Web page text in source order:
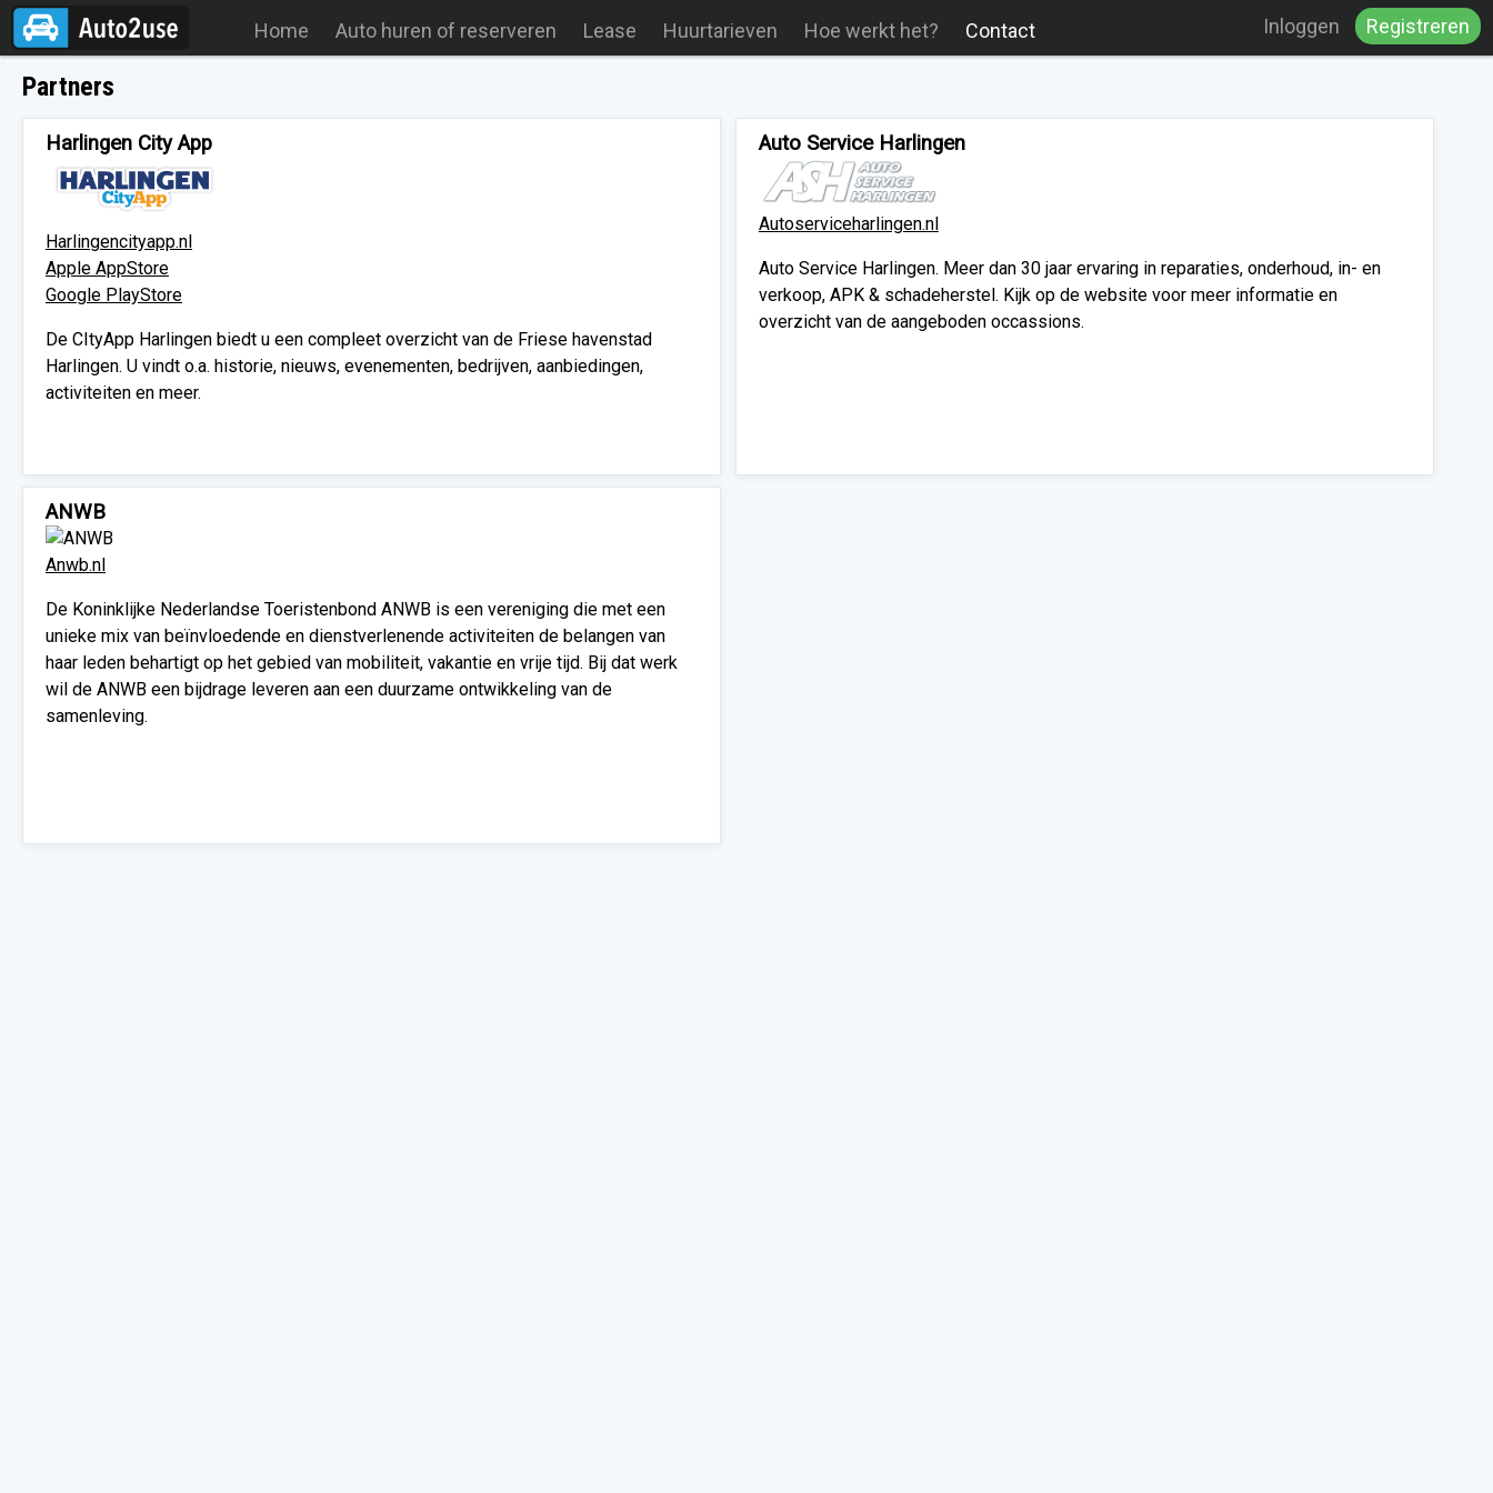
Home Auto huren of reserveren Lease Huurtarieven Hoe werkt het? Contact Inloggen Registreren
Partners
Harlingen City App
Harlingencityapp.nl
Apple AppStore
Google PlayStore
De CItyApp Harlingen biedt u een compleet overzicht van de Friese havenstad
Harlingen. U vindt o.a. historie, nieuws, evenementen, bedrijven, aanbiedingen,
activiteiten en meer.
Auto Service Harlingen
Autoserviceharlingen.nl
Auto Service Harlingen. Meer dan 30 jaar ervaring in reparaties, onderhoud, in- en
verkoop, APK & schadeherstel. Kijk op de website voor meer informatie en
overzicht van de aangeboden occassions.
ANWB
Anwb.nl
De Koninklijke Nederlandse Toeristenbond ANWB is een vereniging die met een
unieke mix van beïnvloedende en dienstverlenende activiteiten de belangen van
haar leden behartigt op het gebied van mobiliteit, vakantie en vrije tijd. Bij dat werk
wil de ANWB een bijdrage leveren aan een duurzame ontwikkeling van de
samenleving.